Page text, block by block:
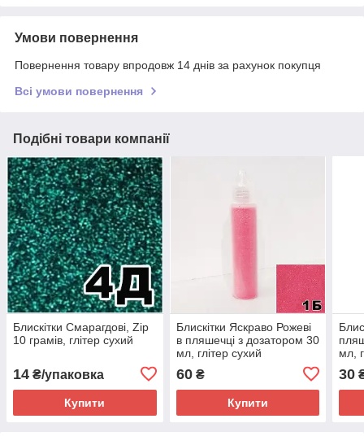
Умови повернення
Повернення товару впродовж 14 днів за рахунок покупця
Всі умови повернення
Подібні товари компанії
Блискітки Смарагдові, Zip
10 грамів, глітер сухий
14 ₴/упаковка
Купити
Блискітки Яскраво Рожеві
в пляшечці з дозатором 30
мл, глітер сухий
60₴
Купити
мл,
30